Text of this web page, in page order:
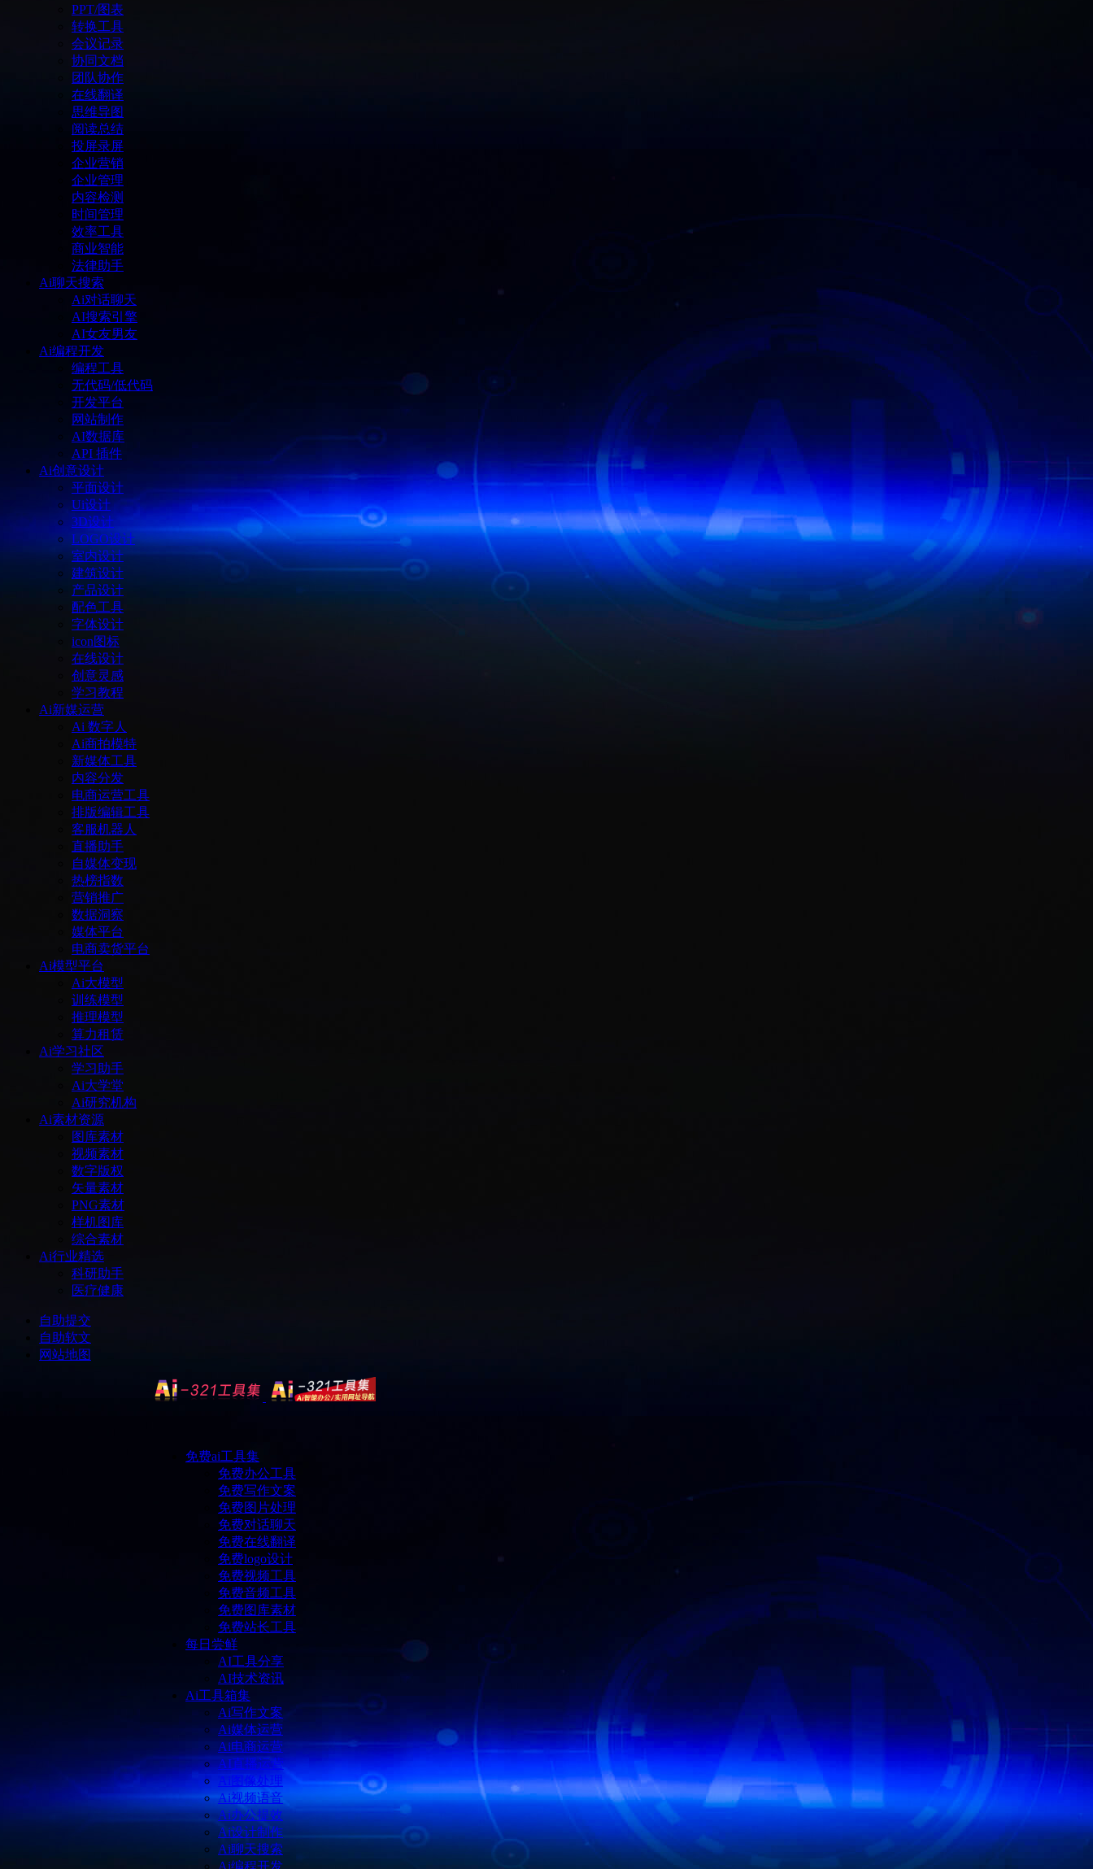
PPT/图表
转换工具
会议记录
协同文档
团队协作
在线翻译
思维导图
阅读总结
投屏录屏
企业营销
企业管理
内容检测
时间管理
效率工具
商业智能
法律助手
Ai聊天搜索
Ai对话聊天
AI搜索引擎
AI女友男友
Ai编程开发
编程工具
无代码/低代码
开发平台
网站制作
AI数据库
API 插件
Ai创意设计
平面设计
Ui设计
3D设计
LOGO设计
室内设计
建筑设计
产品设计
配色工具
字体设计
icon图标
在线设计
创意灵感
学习教程
Ai新媒运营
Ai 数字人
Ai商拍模特
新媒体工具
内容分发
电商运营工具
排版编辑工具
客服机器人
直播助手
自媒体变现
热榜指数
营销推广
数据洞察
媒体平台
电商卖货平台
Ai模型平台
Ai大模型
训练模型
推理模型
算力租赁
Ai学习社区
学习助手
Ai大学堂
Ai研究机构
Ai素材资源
图库素材
视频素材
数字版权
矢量素材
PNG素材
样机图库
综合素材
Ai行业精选
科研助手
医疗健康
自助提交
自助软文
网站地图
免费ai工具集
免费办公工具
免费写作文案
免费图片处理
免费对话聊天
免费在线翻译
免费logo设计
免费视频工具
免费音频工具
免费图库素材
免费站长工具
每日尝鲜
AI工具分享
AI技术资讯
Ai工具箱集
Ai写作文案
Ai媒体运营
Ai电商运营
AI直播运营
Ai图像处理
Ai视频语音
Ai办公提效
Ai设计制作
Ai聊天搜索
Ai编程开发